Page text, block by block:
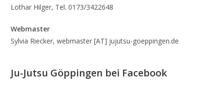
Lothar Hilger, Tel. 0173/3422648
Webmaster
Sylvia Riecker, webmaster [AT] jujutsu-goeppingen.de
Ju-Jutsu Göppingen bei Facebook